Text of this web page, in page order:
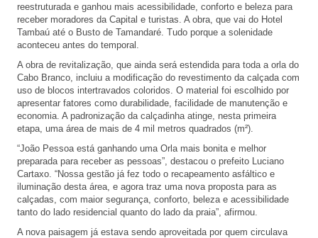
reestruturada e ganhou mais acessibilidade, conforto e beleza para
receber moradores da Capital e turistas. A obra, que vai do Hotel
Tambaú até o Busto de Tamandaré. Tudo porque a solenidade
aconteceu antes do temporal.
A obra de revitalização, que ainda será estendida para toda a orla do
Cabo Branco, incluiu a modificação do revestimento da calçada com
uso de blocos intertravados coloridos. O material foi escolhido por
apresentar fatores como durabilidade, facilidade de manutenção e
economia. A padronização da calçadinha atinge, nesta primeira
etapa, uma área de mais de 4 mil metros quadrados (m²).
“João Pessoa está ganhando uma Orla mais bonita e melhor
preparada para receber as pessoas”, destacou o prefeito Luciano
Cartaxo. “Nossa gestão já fez todo o recapeamento asfáltico e
iluminação desta área, e agora traz uma nova proposta para as
calçadas, com maior segurança, conforto, beleza e acessibilidade
tanto do lado residencial quanto do lado da praia”, afirmou.
A nova paisagem já estava sendo aproveitada por quem circulava